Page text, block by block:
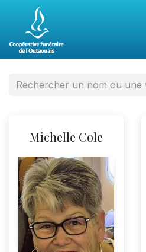
Michelle Cole